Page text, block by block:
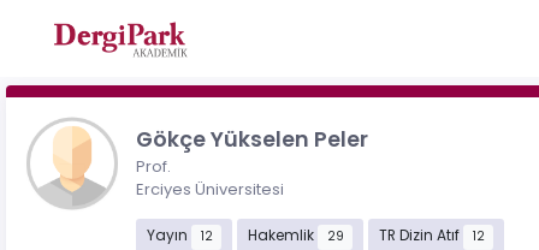
Gökçe Yükselen Peler
Prof.
Erciyes Üniversitesi
Yayın 12 Hakemlik 29 TR Dizin Atıf 12